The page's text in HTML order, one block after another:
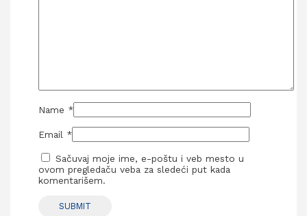
Name *
Email *
Sačuvaj moje ime, e-poštu i veb mesto u
ovom pregledaču veba za sledeći put kada
komentarišem.